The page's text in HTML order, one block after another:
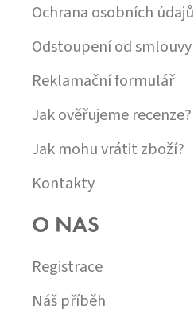
Ochrana osobních údajů
Odstoupení od smlouvy
Reklamační formulář
Jak ověřujeme recenze?
Jak mohu vrátit zboží?
Kontakty
O NÁS
Registrace
Náš příběh